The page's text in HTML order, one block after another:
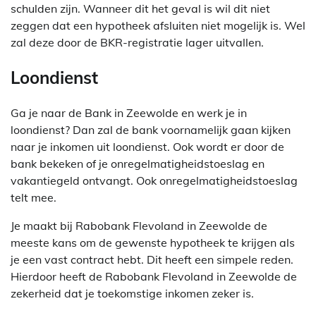
schulden zijn. Wanneer dit het geval is wil dit niet
zeggen dat een hypotheek afsluiten niet mogelijk is. Wel
zal deze door de BKR-registratie lager uitvallen.
Loondienst
Ga je naar de Bank in Zeewolde en werk je in
loondienst? Dan zal de bank voornamelijk gaan kijken
naar je inkomen uit loondienst. Ook wordt er door de
bank bekeken of je onregelmatigheidstoeslag en
vakantiegeld ontvangt. Ook onregelmatigheidstoeslag
telt mee.
Je maakt bij Rabobank Flevoland in Zeewolde de
meeste kans om de gewenste hypotheek te krijgen als
je een vast contract hebt. Dit heeft een simpele reden.
Hierdoor heeft de Rabobank Flevoland in Zeewolde de
zekerheid dat je toekomstige inkomen zeker is.